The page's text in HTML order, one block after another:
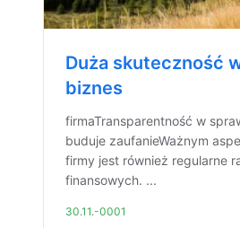
Duża skuteczność
biznes
firmaTransparentność w
buduje zaufanieWażnym
firmy jest również regularne
finansowych. ...
30.11.-0001